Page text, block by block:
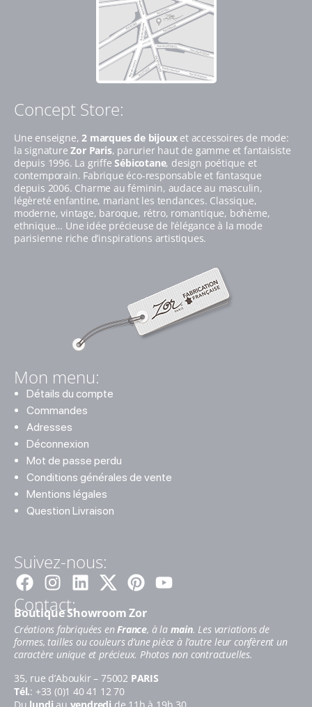
Concept Store:
Une enseigne,2 marques de bijouxet accessoires de mode:
la signatureZor Paris, parurier haut de gamme et fantaisiste
depuis 1996. La griffeSébicotane, design poétique et
contemporain. Fabrique éco-responsable et fantasque
depuis 2006. Charme au féminin, audace au masculin,
légèreté enfantine, mariant les tendances. Classique,
moderne, vintage, baroque, rétro, romantique, bohème,
ethnique… Une idée précieuse de l’élégance à la mode
parisienne riche d’inspirations artistiques.
Mon menu:
Détails du compte
Commandes
Adresses
Déconnexion
Mot de passe perdu
Conditions générales de vente
Mentions légales
Question Livraison
Suivez-nous:
Facebook
Instagram
LinkedinPinterestYoutube
Contact:
Boutique Showroom Zor
Créations fabriquées enFrance, à la main. Les variations de
formes, tailles ou couleurs d’une pièce à l’autre leur confèrent un
caractère unique et précieux. Photos non contractuelles.
35, rue d’Aboukir – 75002 PARIS
Tél.: +33 (0)1 40 41 12 70